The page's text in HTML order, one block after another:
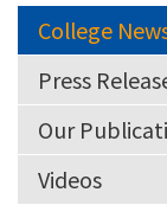
College
Press
Our
Videos